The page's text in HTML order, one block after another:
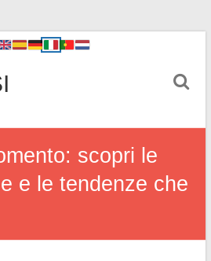
scopri le
e le tendenze che